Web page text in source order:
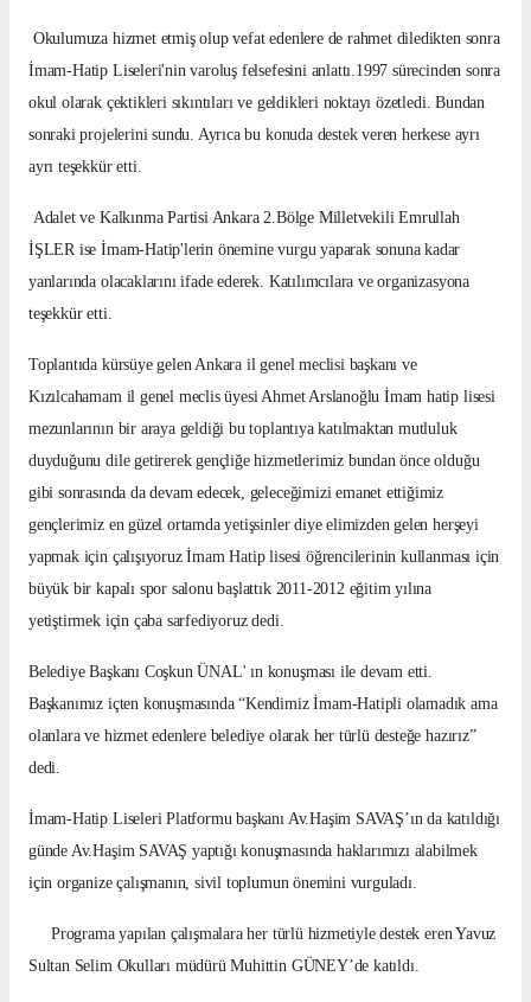
Okulumuza hizmet etmiş olup vefat edenlere de rahmet diledikten sonra
İmam-Hatip Liseleri'nin varoluş felsefesini anlattı.1997 sürecinden sonra
okul olarak çektikleri sıkıntıları ve geldikleri noktayı özetledi. Bundan
sonraki projelerini sundu. Ayrıca bu konuda destek veren herkese ayrı
ayrı teşekkür etti.
Adalet ve Kalkınma Partisi Ankara 2.Bölge Milletvekili Emrullah
İŞLER ise İmam-Hatip'lerin önemine vurgu yaparak sonuna kadar
yanlarında olacaklarını ifade ederek. Katılımcılara ve organizasyona
teşekkür etti.
Toplantıda kürsüye gelen Ankara il genel meclisi başkanı ve
Kızılcahamam il genel meclis üyesi Ahmet Arslanoğlu İmam hatip lisesi
mezunlarının bir araya geldiği bu toplantıya katılmaktan mutluluk
duyduğunu dile getirerek gençliğe hizmetlerimiz bundan önce olduğu
gibi sonrasında da devam edecek, geleceğimizi emanet ettiğimiz
gençlerimiz en güzel ortamda yetişsinler diye elimizden gelen herşeyi
yapmak için çalışıyoruz İmam Hatip lisesi öğrencilerinin kullanması için
büyük bir kapalı spor salonu başlattık 2011-2012 eğitim yılına
yetiştirmek için çaba sarfediyoruz dedi.
Belediye Başkanı Coşkun ÜNAL' ın konuşması ile devam etti.
Başkanımız içten konuşmasında “Kendimiz İmam-Hatipli olamadık ama
olanlara ve hizmet edenlere belediye olarak her türlü desteğe hazırız”
dedi.
İmam-Hatip Liseleri Platformu başkanı Av.Haşim SAVAŞ’ın da katıldığı
günde Av.Haşim SAVAŞ yaptığı konuşmasında haklarımızı alabilmek
için organize çalışmanın, sivil toplumun önemini vurguladı.
Programa yapılan çalışmalara her türlü hizmetiyle destek eren Yavuz
Sultan Selim Okulları müdürü Muhittin GÜNEY’de katıldı.